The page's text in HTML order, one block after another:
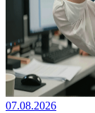
07.08.2026